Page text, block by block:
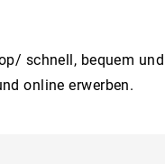
schnell, bequem
online erwerben.